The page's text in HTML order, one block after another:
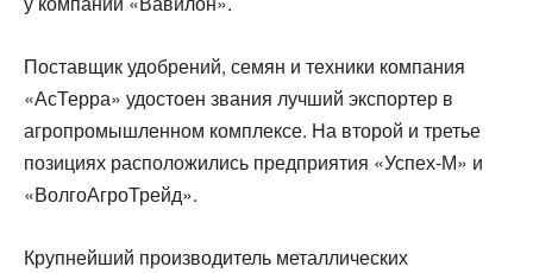
Поставщик удобрений, семян и техники компания
«АсТерра» удостоен звания лучший экспортер в
агропромышленном комплексе. На второй и третье
позициях расположились предприятия «Успех-М» и
«ВолгоАгроТрейд».
Крупнейший производитель металлических